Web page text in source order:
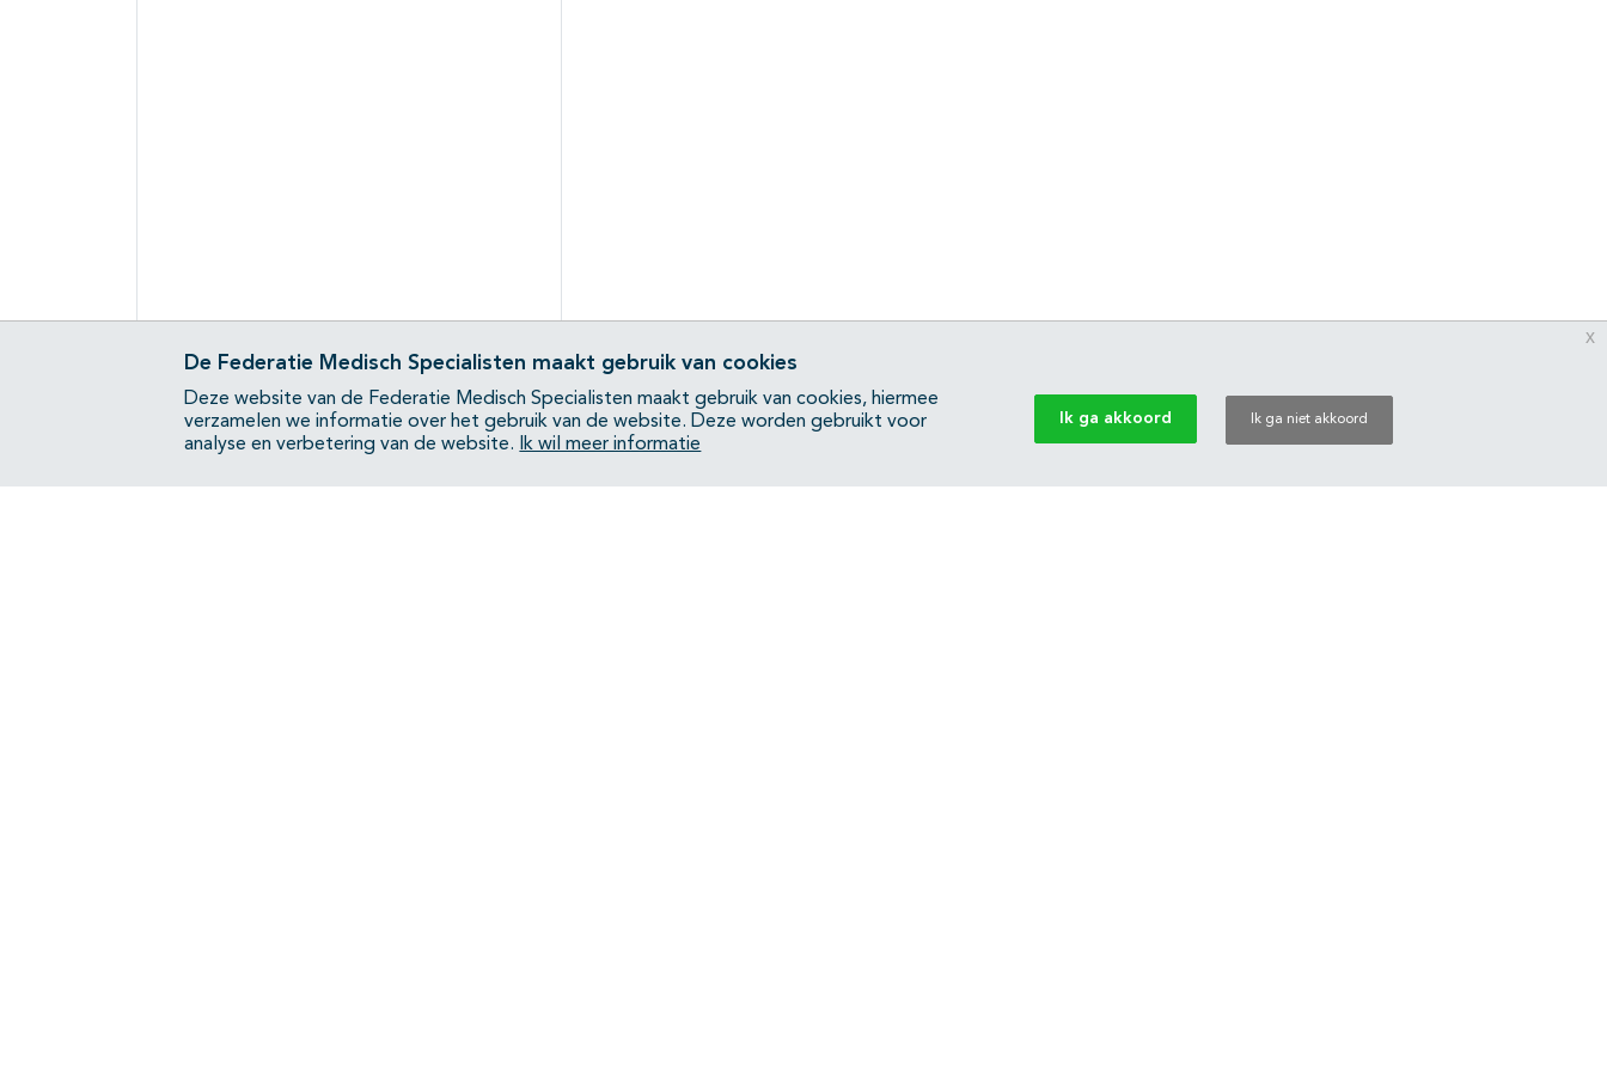
De Federatie Medisch Specialisten maakt gebruik van cookies
Deze website van de Federatie Medisch Specialisten maakt gebruik van cookies, hiermee
verzamelen we informatie over het gebruik van de website. Deze worden gebruikt voor
analyse en verbetering van de website.
Ik wil meer informatie
Ik ga akkoord Ik ga niet akkoord
x